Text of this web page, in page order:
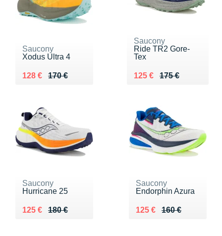
Saucony
Xodus Ultra 4
170 €
Au lieu de 170 €
128 €
Vendu 128 €
Saucony
Ride TR2 Gore-
Tex
175 €
Au lieu de 175 €
125 €
Vendu 125 €
Saucony
Hurricane 25
180 €
Au lieu de 180 €
125 €
Vendu 125 €
Saucony
Endorphin Azura
160 €
Au lieu de 160 €
125 €
Vendu 125 €